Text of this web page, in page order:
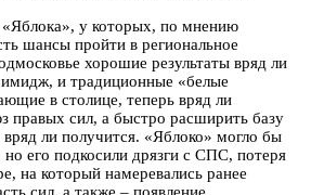
у которых, по мнению
шансы пройти в региональное
хорошие результаты вряд ли
и традиционные «белые
в столице, теперь вряд ли
правых сил, а быстро расширить базу
ли получится. «Яблоко» могло бы
его подкосили дрязги с СПС, потеря
на который намеревались ранее